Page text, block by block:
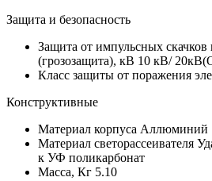
Защита и безопасность
Защита от импульсных
(грозозащита), кВ 10 кВ/
Класс защиты от поражения
Конструктивные
Материал корпуса Аллюминий
Материал светорассеивателя
к УФ поликарбонат
Масса, Кг 5.10